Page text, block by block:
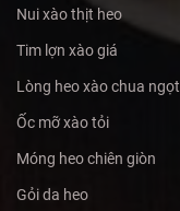
Nui xào thịt heo
Tim lợn xào giá
Lòng heo xào chua ngọt
Ốc mỡ xào tỏi
Móng heo chiên giòn
Gỏi da heo